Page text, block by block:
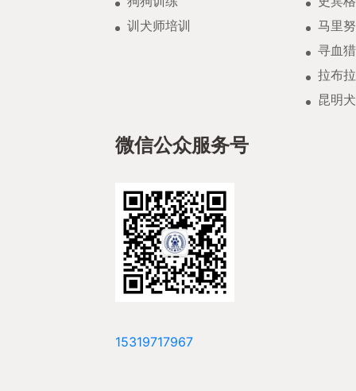
训犬师培训
马里
寻血
拉布
昆明犬
微信公众服务号
15319717967